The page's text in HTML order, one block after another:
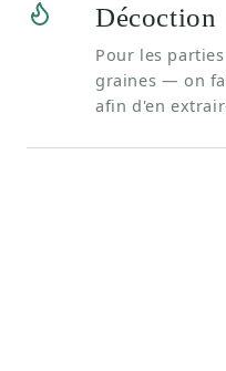
Décoction
Pour les
graines — on
afin d'en